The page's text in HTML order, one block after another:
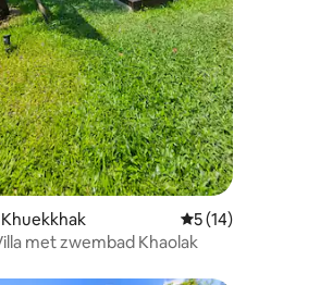
Gemiddelde
5 (14)
met zwembad Khaolak